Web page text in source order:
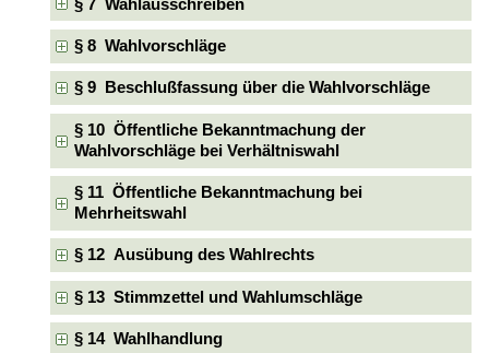
§ 7 Wahlausschreiben
§ 8 Wahlvorschläge
§ 9 Beschlußfassung über die Wahlvorschläge
§ 10 Öffentliche Bekanntmachung der
Wahlvorschläge bei Verhältniswahl
§ 11 Öffentliche Bekanntmachung bei
Mehrheitswahl
§ 12 Ausübung des Wahlrechts
§ 13 Stimmzettel und Wahlumschläge
§ 14 Wahlhandlung